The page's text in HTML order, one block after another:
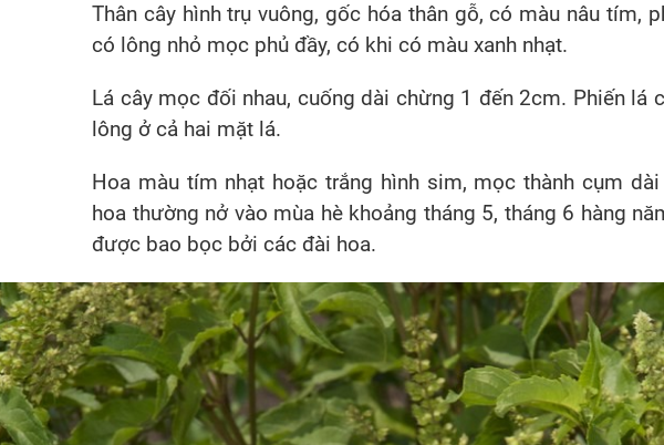
Thân cây hình trụ vuông, gốc hóa thân gỗ, có màu nâu tím,
có lông nhỏ mọc phủ đầy, có khi có màu xanh nhạt.
Lá cây mọc đối nhau, cuống dài chừng 1 đến 2cm. Phiến lá
lông ở cả hai mặt lá.
Hoa màu tím nhạt hoặc trắng hình sim, mọc thành cụm dài
hoa thường nở vào mùa hè khoảng tháng 5, tháng 6 hàng
được bao bọc bởi các đài hoa.